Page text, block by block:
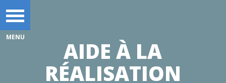
AIDE À LA
RÉALISATION